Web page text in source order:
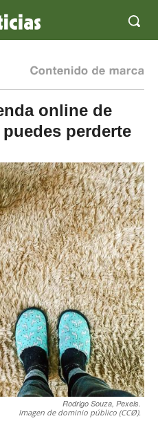
online de
perderte
Rodrigo Souza, Pexels.
Imagen de dominio público (CCØ).